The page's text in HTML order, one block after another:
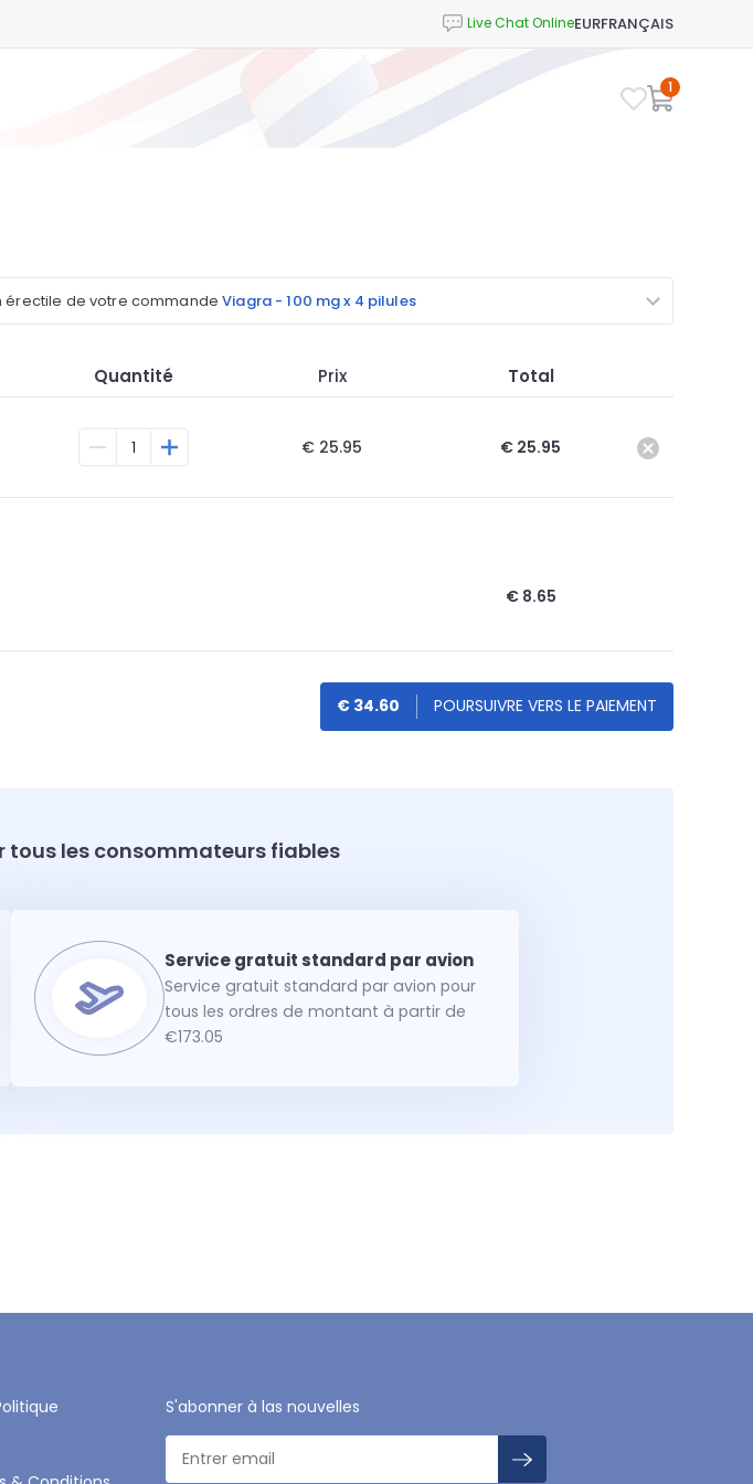
EURFRANÇAIS
1
érectile de votre commandeViagra - 100 mg x 4 pilules
Quantité Prix Total
€ 25.95 € 25.95
€ 8.65
€ 34.60
tous les consommateurs fiables
Service gratuit standard par avion pour
tous les ordres de montant à partir de
€173.05
S'abonner à las nouvelles